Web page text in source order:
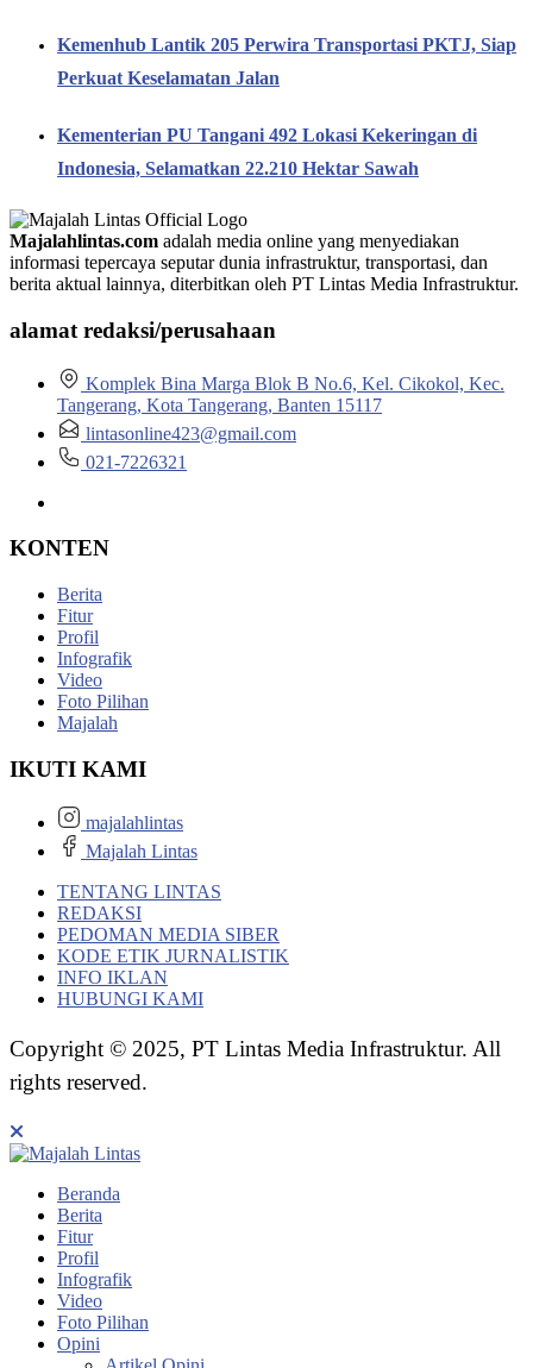
Kemenhub Lantik 205 Perwira Transportasi PKTJ, Siap
Perkuat Keselamatan Jalan
Kementerian PU Tangani 492 Lokasi Kekeringan di
Indonesia, Selamatkan 22.210 Hektar Sawah
Majalahlintas.com adalah media online yang menyediakan
informasi tepercaya seputar dunia infrastruktur, transportasi, dan
berita aktual lainnya, diterbitkan oleh PT Lintas Media Infrastruktur.
alamat redaksi/perusahaan
Komplek Bina Marga Blok B No.6, Kel. Cikokol, Kec.
Tangerang, Kota Tangerang, Banten 15117
lintasonline423@gmail.com
021-7226321
KONTEN
Berita
Fitur
Profil
Infografik
Video
Foto Pilihan
Majalah
IKUTI KAMI
majalahlintas
Majalah Lintas
TENTANG LINTAS
REDAKSI
PEDOMAN MEDIA SIBER
KODE ETIK JURNALISTIK
INFO IKLAN
HUBUNGI KAMI
Copyright © 2025, PT Lintas Media Infrastruktur. All
rights reserved.
Beranda
Berita
Fitur
Profil
Infografik
Video
Foto Pilihan
Opini